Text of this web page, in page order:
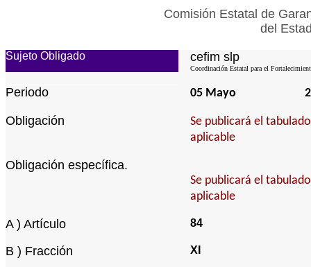
Comisión Estatal de
del
Sujeto Obligado cefim slp
Coordinación Estatal para el
Periodo 05 Mayo
Obligación
Se publicará el
aplicable
Obligación específica.
Se publicará el
aplicable
A ) Artículo 84
B ) Fracción XI